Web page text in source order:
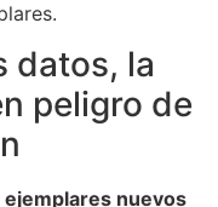
datos, la
peligro de
nuevos